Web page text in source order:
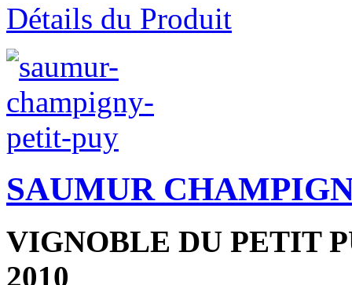
Détails du Produit
SAUMUR
VIGNOBLE DU PETIT
2010